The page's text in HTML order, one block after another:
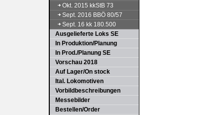
Okt. 2015 kkStB 73
Sept. 2016 BBÖ 80/57
Sept. 16 kk 180.500
Ausgelieferte Loks SE
In Produktion/Planung
In Prod./Planung SE
Vorschau 2018
Auf Lager/On stock
Ital. Lokomotiven
Vorbildbeschreibungen
Messebilder
Bestellen/Order